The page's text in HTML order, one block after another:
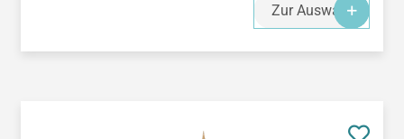
Zur Auswahl